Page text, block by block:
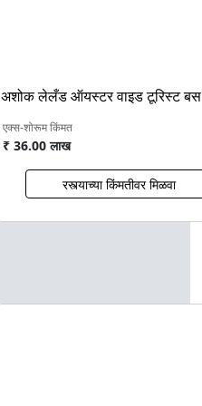
अशोक लेलँड ऑयस्टर वाइड टूरिस्ट बस
एक्स-शोरूम किंमत
₹ 36.00 लाख
रस्त्याच्या किंमतीवर मिळवा